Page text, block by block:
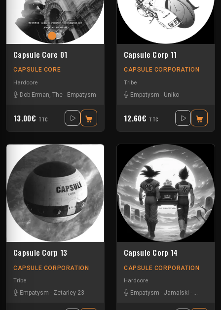
Capsule Core 01
CAPSULE CORE
Hardcore
Dob Erman, The - Empatysm
13.00€ TTC
Capsule Corp 11
CAPSULE CORPORATION
Tribe
Empatysm - Uniko
12.60€ TTC
Capsule Corp 13
CAPSULE CORPORATION
Tribe
Empatysm - Zetarley 23
Capsule Corp 14
CAPSULE CORPORATION
Hardcore
Empatysm - Jamalski - Lory Ph